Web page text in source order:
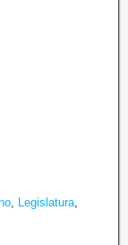
Legislatura